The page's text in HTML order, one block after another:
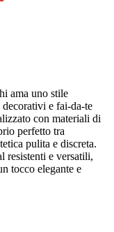
ama uno stile
decorativi e fai-da-te
con materiali di
perfetto tra
pulita e discreta.
resistenti e versatili,
tocco elegante e